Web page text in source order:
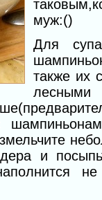
муж:()
Для
также их
лесными
и